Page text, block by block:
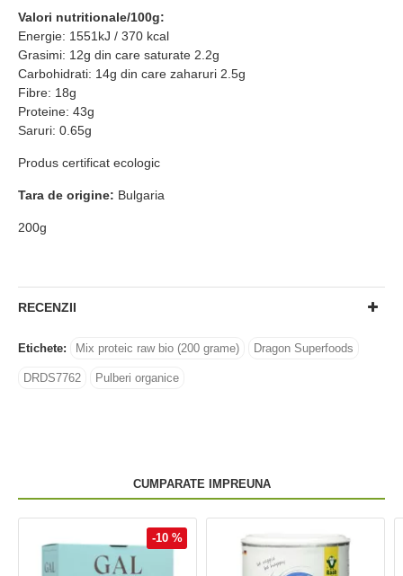
Valori nutritionale/100g:
Energie: 1551kJ / 370 kcal
Grasimi: 12g din care saturate 2.2g
Carbohidrati: 14g din care zaharuri 2.5g
Fibre: 18g
Proteine: 43g
Saruri: 0.65g
Produs certificat ecologic
Tara de origine: Bulgaria
200g
RECENZII
Etichete: Mix proteic raw bio (200 grame) Dragon Superfoods
DRDS7762 Pulberi organice
CUMPARATE IMPREUNA
-10 %